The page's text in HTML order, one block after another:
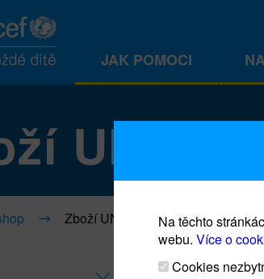
JAK POMOCI
UNICEF
Zboží UNICEF
Na těchto
webu. Více o
Cookies